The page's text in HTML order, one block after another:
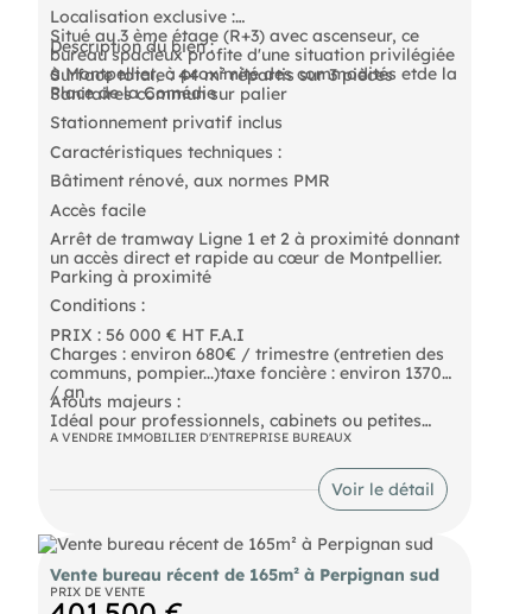
Localisation exclusive :
Situé au 3 ème étage (R+3) avec ascenseur, ce
bureau spacieux profite d'une situation privilégiée
à Montpellier, à proximité des commodités etde la
Place de la Comédie
Description du bien :
Surface totale : 44 m² répartis sur 3 pièces
Sanitaires commun sur palier
Stationnement privatif inclus
Caractéristiques techniques :
Bâtiment rénové, aux normes PMR
Accès facile
Arrêt de tramway Ligne 1 et 2 à proximité donnant
un accès direct et rapide au cœur de Montpellier.
Parking à proximité
Conditions :
PRIX : 56 000 € HT F.A.I
Charges : environ 680€ / trimestre (entretien des
communs, pompier...)taxe foncière : environ 1370€
/ an
Atouts majeurs :
Idéal pour professionnels, cabinets ou petites
entreprises recherchant un espace professionnel
A VENDRE IMMOBILIER D'ENTREPRISE BUREAUX
Voir le détail
Vente bureau récent de 165m² à Perpignan sud
PRIX DE VENTE